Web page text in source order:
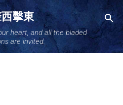
主要内容
擊東
heart, and all the bladed
are invited.